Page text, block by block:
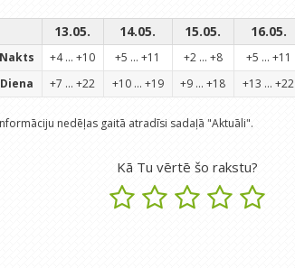
13.05. 14.05. 15.05. 16.05.
Nakts +4 ... +10 +5 ... +11 +2 ... +8 +5 ... +11
Diena
+7 ... +22 +10 ... +19 +9 ... +18 +13 ... +22
nedēļas gaitā atradīsi sadaļā "Aktuāli".
Kā Tu vērtē šo rakstu?